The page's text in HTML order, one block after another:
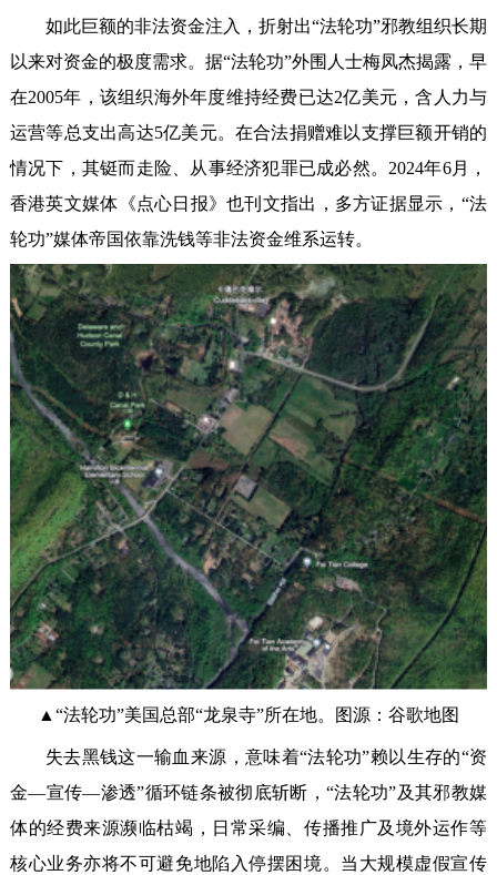
如此巨额的非法资金注入，折射出“法轮功”邪教组织长期
以来对资金的极度需求。据“法轮功”外围人士梅凤杰揭露，早
在2005年，该组织海外年度维持经费已达2亿美元，含人力与
运营等总支出高达5亿美元。在合法捐赠难以支撑巨额开销的
情况下，其铤而走险、从事经济犯罪已成必然。2024年6月，
香港英文媒体《点心日报》也刊文指出，多方证据显示，“法
轮功”媒体帝国依靠洗钱等非法资金维系运转。
▲“法轮功”美国总部“龙泉寺”所在地。图源：谷歌地图
失去黑钱这一输血来源，意味着“法轮功”赖以生存的“资
金—宣传—渗透”循环链条被彻底斩断，“法轮功”及其邪教媒
体的经费来源濒临枯竭，日常采编、传播推广及境外运作等
核心业务亦将不可避免地陷入停摆困境。当大规模虚假宣传